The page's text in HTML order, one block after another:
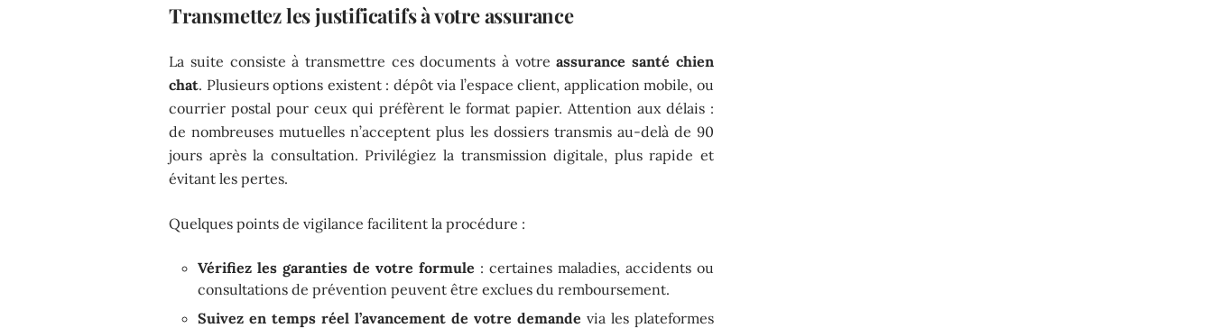
Transmettez les justificatifs à votre assurance
La suite consiste à transmettre ces documents à votreassurance santé chien
chat. Plusieurs options existent : dépôt via l’espace client, application mobile, ou
courrier postal pour ceux qui préfèrent le format papier. Attention aux délais :
de nombreuses mutuelles n’acceptent plus les dossiers transmis au-delà de 90
jours après la consultation. Privilégiez la transmission digitale, plus rapide et
évitant les pertes.
Quelques points de vigilance facilitent la procédure :
Vérifiez les garanties de votre formule : certaines maladies, accidents ou
consultations de prévention peuvent être exclues du remboursement.
Suivez en temps réel l’avancement de votre demande via les plateformes